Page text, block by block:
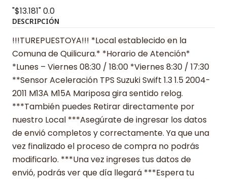
"$13.181"0.0
DESCRIPCIÓN
!!!TUREPUESTOYA!!! *Local establecido en la
Comuna de Quilicura.* *Horario de Atención*
*Lunes – Viernes 08:30 / 18:00 *Viernes 8:30 / 17:30
**Sensor Aceleración TPS Suzuki Swift 1.3 1.5 2004-
2011 M13A M15A Mariposa gira sentido relog.
***También puedes Retirar directamente por
nuestro Local ***Asegúrate de ingresar los datos
de envió completos y correctamente. Ya que una
vez finalizado el proceso de compra no podrás
modificarlo. ***Una vez ingreses tus datos de
envió, podrás ver que día llegará ***Espera tu